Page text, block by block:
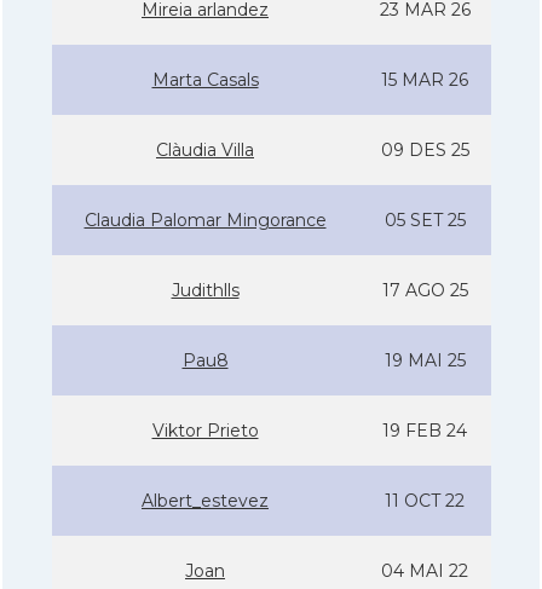
Mireia arlandez 23 MAR 26
Marta Casals 15 MAR 26
Clàudia Villa 09 DES 25
Claudia Palomar Mingorance 05 SET 25
Judithlls 17 AGO 25
Pau8 19 MAI 25
Viktor Prieto 19 FEB 24
Albert_estevez 11 OCT 22
Joan 04 MAI 22